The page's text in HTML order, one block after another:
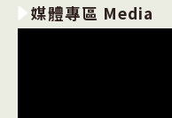
媒體專區 Media